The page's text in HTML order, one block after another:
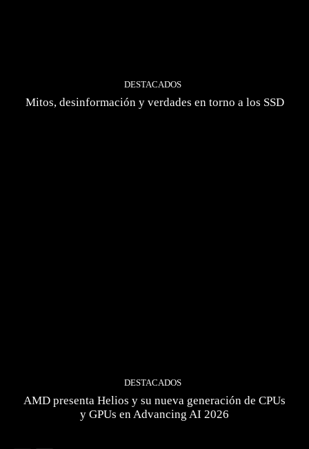
DESTACADOS
Mitos, desinformación y verdades en torno a los SSD
DESTACADOS
AMD presenta Helios y su nueva generación de CPUs
y GPUs en Advancing AI 2026